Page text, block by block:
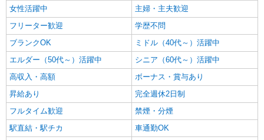
詳細を見る
女性活躍中
主婦・主夫歓迎
フリーター歓迎
学歴不問
ブランクOK
ミドル（40代～）活躍中
エルダー（50代～）活躍中
シニア（60代～）活躍中
高収入・高額
ボーナス・賞与あり
昇給あり
完全週休2日制
フルタイム歓迎
禁煙・分煙
駅直結・駅チカ
車通勤OK